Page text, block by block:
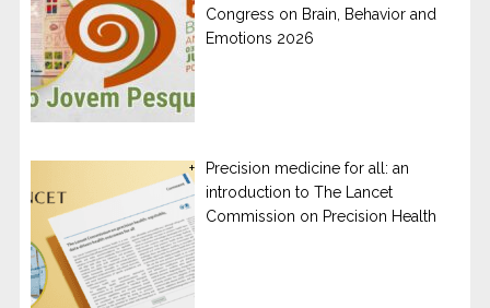
Congress on Brain, Behavior and
Emotions 2026
Precision medicine for all: an
introduction to The Lancet
Commission on Precision Health